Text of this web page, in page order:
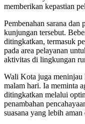
memberikan kepastian
Pembenahan sarana dan
kunjungan tersebut.
ditingkatkan, termasuk
pada area pelayanan
aktivitas di lingkungan
Wali Kota juga meninjau
malam hari. Ia meminta
ditingkatkan melalui
penambahan
suasana yang lebih aman